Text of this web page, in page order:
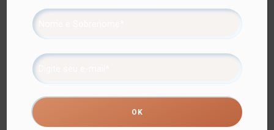
Descrição
Com capacidade para 1 rolo, o Suporte para Papel
mais elegante.
Além do tradicional tratamento superficial da Future –
onde são aplicadas até 4 camadas de metal – os
protetivo especial Rust Free, garantindo cores vivas e
brilhantes, além de maior resistência contra ferrugem.